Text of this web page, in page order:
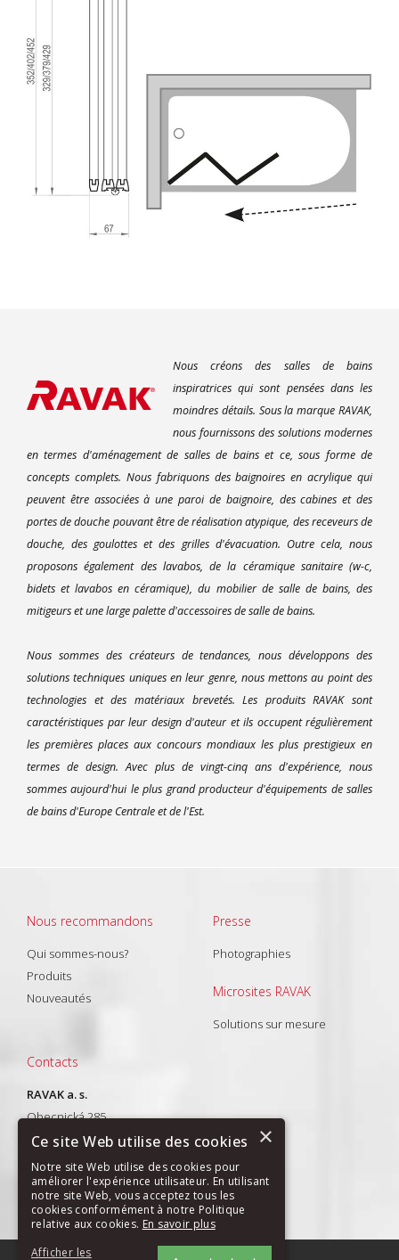
Nous créons des salles de bains
inspiratrices qui sont pensées dans les
moindres détails. Sous la marque RAVAK,
nous fournissons des solutions modernes
en termes d'aménagement de salles de bains et ce, sous forme de
concepts complets. Nous fabriquons des baignoires en acrylique qui
peuvent être associées à une paroi de baignoire, des cabines et des
portes de douche pouvant être de réalisation atypique, des receveurs de
douche, des goulottes et des grilles d'évacuation. Outre cela, nous
proposons également des lavabos, de la céramique sanitaire (w-c,
bidets et lavabos en céramique), du mobilier de salle de bains, des
mitigeurs et une large palette d'accessoires de salle de bains.
Nous sommes des créateurs de tendances, nous développons des
solutions techniques uniques en leur genre, nous mettons au point des
technologies et des matériaux brevetés. Les produits RAVAK sont
caractéristiques par leur design d'auteur et ils occupent régulièrement
les premières places aux concours mondiaux les plus prestigieux en
termes de design. Avec plus de vingt-cinq ans d'expérience, nous
sommes aujourd'hui le plus grand producteur d'équipements de salles
de bains d'Europe Centrale et de l'Est.
Nous recommandons
Qui sommes-nous?
Produits
Nouveautés
Presse
Photographies
Microsites RAVAK
Solutions sur mesure
Contacts
RAVAK a. s.
Obecnická 285
261 01 Příbram I
T: +420 318 427 288
E-mail:export@ravak.com
×
Ce site Web utilise des cookies
Notre site Web utilise des cookies pour
améliorer l'expérience utilisateur. En utilisant
notre site Web, vous acceptez tous les
cookies conformément à notre Politique
relative aux cookies. En savoir plus
Afficher les